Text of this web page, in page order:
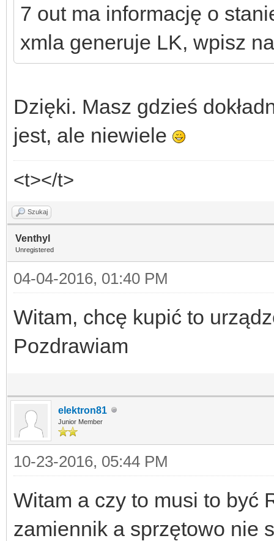
7 out ma informację o
xmla generuje LK, wpisz
Dzięki. Masz gdzieś
jest, ale niewiele
<t></t>
Szukaj
Venthyl
Unregistered
04-04-2016, 01:40 PM
Witam, chcę kupić to
Pozdrawiam
elektron81
Junior Member
10-23-2016, 05:44 PM
Witam a czy to musi to być
zamiennik a sprzętowo nie